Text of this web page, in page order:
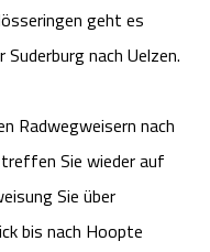
geht es
nach Uelzen.
Radwegweisern nach
Sie wieder auf
Sie über
bis nach Hoopte